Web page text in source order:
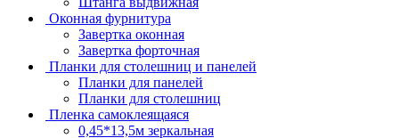
Оконная фурнитура
Завертка оконная
Завертка форточная
Планки для столешниц и панелей
Планки для панелей
Планки для столешниц
Пленка самоклеящаяся
0,45*13,5м зеркальная